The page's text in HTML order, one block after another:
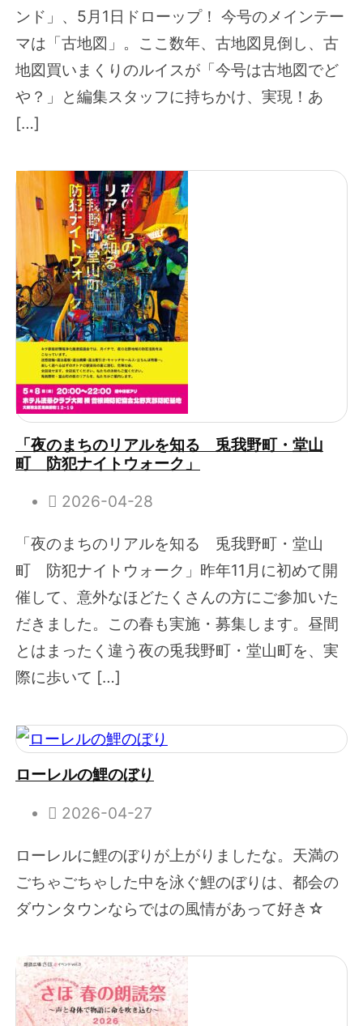
ンド」、5月1日ドローップ！ 今号のメインテー
マは「古地図」。ここ数年、古地図見倒し、古
地図買いまくりのルイスが「今号は古地図でど
や？」と編集スタッフに持ちかけ、実現！あ
[…]
「夜のまちのリアルを知る 兎我野町・堂山
町 防犯ナイトウォーク」
2026-04-28
「夜のまちのリアルを知る 兎我野町・堂山
町 防犯ナイトウォーク」昨年11月に初めて開
催して、意外なほどたくさんの方にご参加いた
だきました。この春も実施・募集します。昼間
とはまったく違う夜の兎我野町・堂山町を、実
際に歩いて […]
ローレルの鯉のぼり
2026-04-27
ローレルに鯉のぼりが上がりましたな。天満の
ごちゃごちゃした中を泳ぐ鯉のぼりは、都会の
ダウンタウンならではの風情があって好き☆